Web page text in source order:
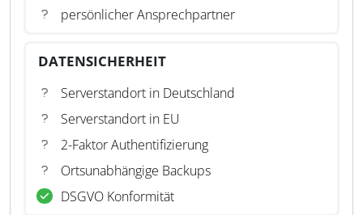
persönlicher Ansprechpartner
DATENSICHERHEIT
Serverstandort in Deutschland
Serverstandort in EU
2-Faktor Authentifizierung
Ortsunabhängige Backups
DSGVO Konformität